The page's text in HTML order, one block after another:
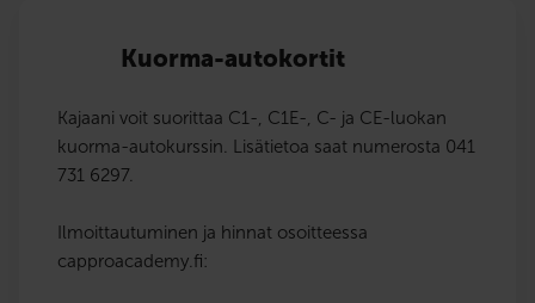
Kuorma-autokortit
Kajaani voit suorittaa C1-, C1E-, C- ja CE-luokan
kuorma-autokurssin. Lisätietoa saat numerosta 041
731 6297.
Ilmoittautuminen ja hinnat osoitteessa
capproacademy.fi: